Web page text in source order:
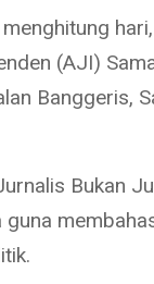
(AJI)
Banggeris,
Bukan